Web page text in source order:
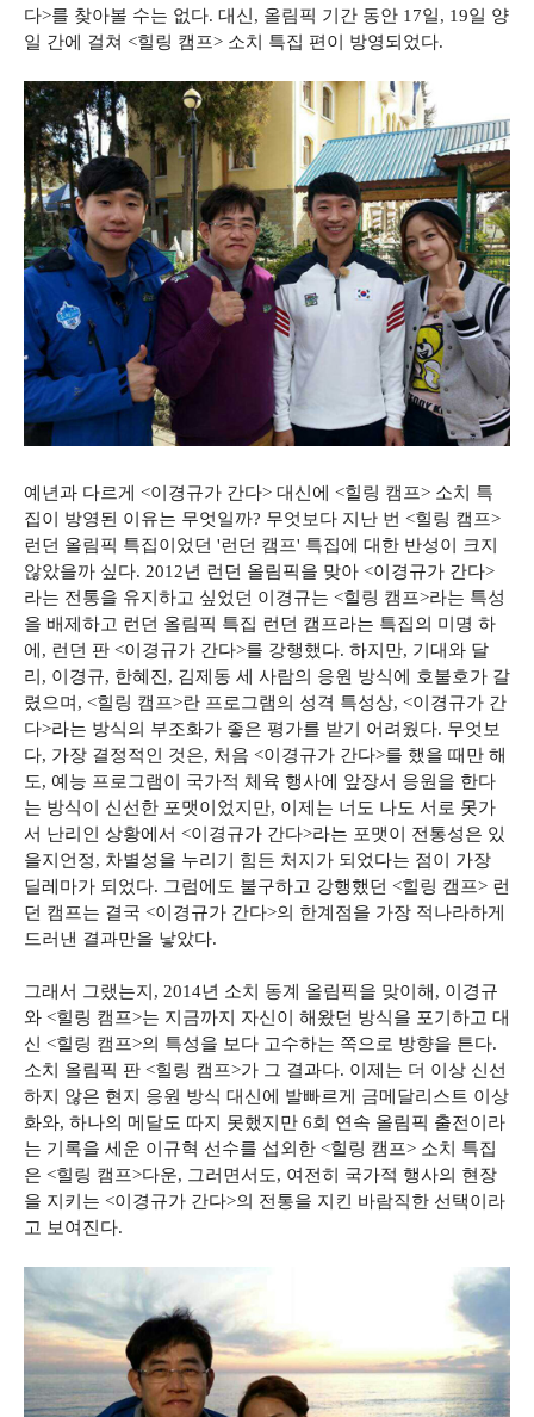
다>를 찾아볼 수는 없다. 대신, 올림픽 기간 동안 17일, 19일 양
일 간에 걸쳐 <힐링 캠프> 소치 특집 편이 방영되었다.
예년과 다르게 <이경규가 간다> 대신에 <힐링 캠프> 소치 특
집이 방영된 이유는 무엇일까? 무엇보다 지난 번 <힐링 캠프>
런던 올림픽 특집이었던 '런던 캠프' 특집에 대한 반성이 크지
않았을까 싶다. 2012년 런던 올림픽을 맞아 <이경규가 간다>
라는 전통을 유지하고 싶었던 이경규는 <힐링 캠프>라는 특성
을 배제하고 런던 올림픽 특집 런던 캠프라는 특집의 미명 하
에, 런던 판 <이경규가 간다>를 강행했다. 하지만, 기대와 달
리, 이경규, 한혜진, 김제동 세 사람의 응원 방식에 호불호가 갈
렸으며, <힐링 캠프>란 프로그램의 성격 특성상, <이경규가 간
다>라는 방식의 부조화가 좋은 평가를 받기 어려웠다. 무엇보
다, 가장 결정적인 것은, 처음 <이경규가 간다>를 했을 때만 해
도, 예능 프로그램이 국가적 체육 행사에 앞장서 응원을 한다
는 방식이 신선한 포맷이었지만, 이제는 너도 나도 서로 못가
서 난리인 상황에서 <이경규가 간다>라는 포맷이 전통성은 있
을지언정, 차별성을 누리기 힘든 처지가 되었다는 점이 가장
딜레마가 되었다. 그럼에도 불구하고 강행했던 <힐링 캠프> 런
던 캠프는 결국 <이경규가 간다>의 한계점을 가장 적나라하게
드러낸 결과만을 낳았다.
그래서 그랬는지, 2014년 소치 동계 올림픽을 맞이해, 이경규
와 <힐링 캠프>는 지금까지 자신이 해왔던 방식을 포기하고 대
신 <힐링 캠프>의 특성을 보다 고수하는 쪽으로 방향을 튼다.
소치 올림픽 판 <힐링 캠프>가 그 결과다. 이제는 더 이상 신선
하지 않은 현지 응원 방식 대신에 발빠르게 금메달리스트 이상
화와, 하나의 메달도 따지 못했지만 6회 연속 올림픽 출전이라
는 기록을 세운 이규혁 선수를 섭외한 <힐링 캠프> 소치 특집
은 <힐링 캠프>다운, 그러면서도, 여전히 국가적 행사의 현장
을 지키는 <이경규가 간다>의 전통을 지킨 바람직한 선택이라
고 보여진다.